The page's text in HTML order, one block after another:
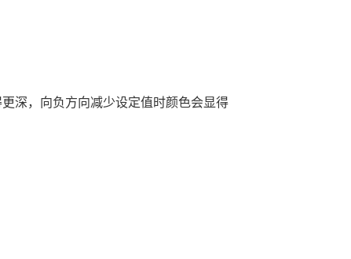
深，向负方向减少设定值时颜色会显得